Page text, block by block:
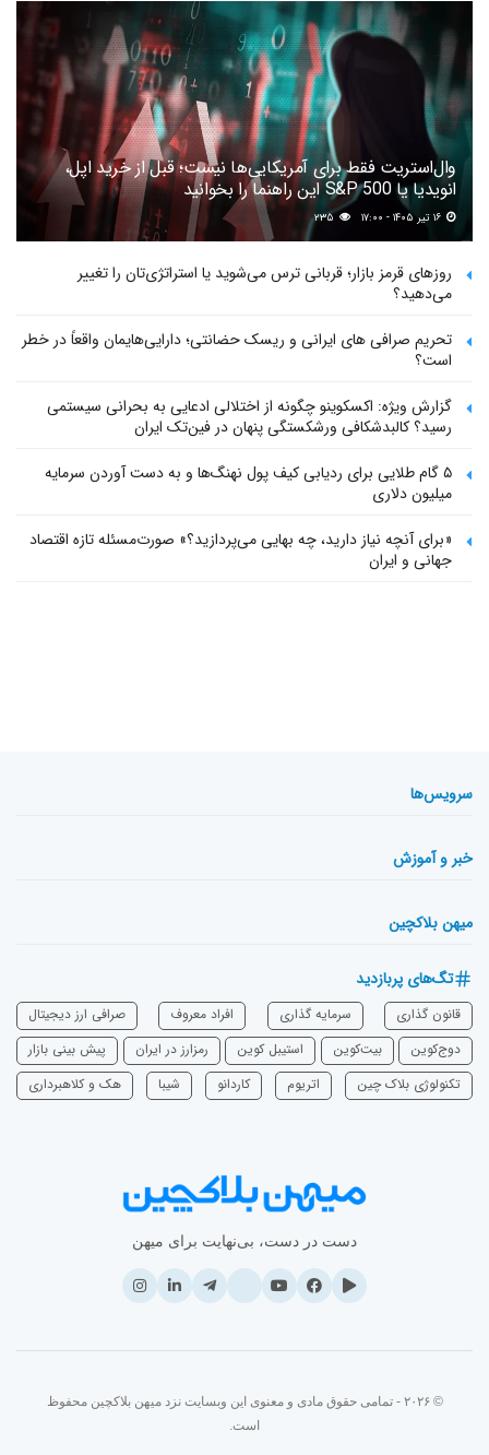
وال‌استریت فقط برای آمریکایی‌ها نیست؛ قبل از خرید اپل،
انویدیا یا S&P 500 این راهنما را بخوانید
۲۳۵
روزهای قرمز بازار؛ قربانی ترس می‌شوید یا استراتژی‌تان را تغییر
می‌دهید؟
تحریم صرافی های ایرانی و ریسک حضانتی؛ دارایی‌هایمان واقعاً در خطر
است؟
گزارش ویژه: اکسکوینو چگونه از اختلالی ادعایی به بحرانی سیستمی
رسید؟ کالبدشکافی ورشکستگی پنهان در فین‌تک ایران
۵ گام طلایی برای ردیابی کیف پول‌ نهنگ‌ها و به دست آوردن سرمایه
میلیون دلاری
«برای آنچه نیاز دارید، چه بهایی می‌پردازید؟» صورت‌مسئله تازه اقتصاد
جهانی و ایران
سرویس‌ها
خبر و آموزش
میهن بلاکچین
تگ‌های پربازدید
قانون گذاری سرمایه‌ گذاری افراد معروف
صرافی ارز دیجیتال
دوج‌کوین
بیت‌کوین استیبل کوین رمزارز در ایران
پیش بینی بازار
تکنولوژی بلاک چین
اتریوم ‌کاردانو شیبا هک و کلاهبرداری
دست در دست، بی‌نهایت برای میهن
© ۲۰۲۶ - تمامی حقوق مادی و معنوی این وبسایت نزد میهن بلاکچین محفوظ
است.